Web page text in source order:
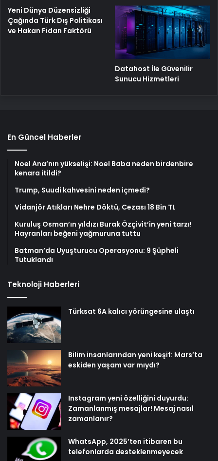
Yeni Dünya Düzensizliği
Çağında Türk Dış Politikası
ve Hakan Fidan Faktörü
Datahost İle Güvenilir
Sunucu Hizmetleri
En Güncel Haberler
Noel Ana’nın yükselişi: Noel Baba neden birdenbire
kenara itildi?
Trump, Suudi kahvesini neden içmedi?
Vidanjör Atıkları Nehre Döktü, Cezası 18 Bin TL
Kuruluş Osman’ın yıldızı Burak Özçivit’in yeni tarzı!
Hayranları beğeni yağmuruna tuttu
Batman’da Uyuşturucu Operasyonu: 9 Şüpheli
Tutuklandı
Teknoloji Haberleri
Türksat 6A kalıcı yörüngesine ulaştı
Bilim insanlarından yeni keşif: Mars’ta
eskiden yaşam var mıydı?
Instagram yeni özelliğini duyurdu:
Zamanlanmış mesajlar! Mesaj nasıl
zamanlanır?
WhatsApp, 2025’ten itibaren bu
telefonlarda desteklenmeyecek